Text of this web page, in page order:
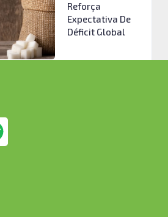
Reforça
Expectativa De
Déficit Global